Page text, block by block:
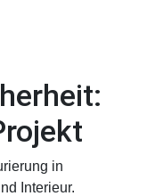
in
Interieur.